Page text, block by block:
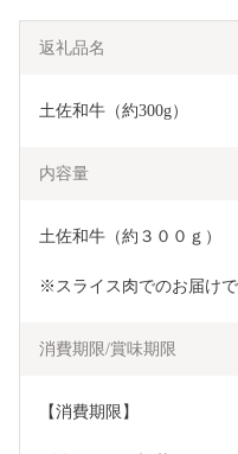
返礼品名
土佐和牛（約300g）
内容量
土佐和牛（約３００ｇ）
※スライス肉でのお届け
消費期限/賞味期限
【消費期限】